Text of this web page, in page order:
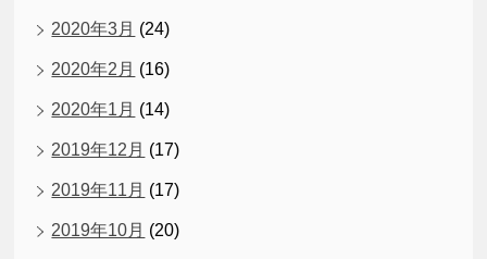
2020年3月 (24)
2020年2月 (16)
2020年1月 (14)
2019年12月 (17)
2019年11月 (17)
2019年10月 (20)